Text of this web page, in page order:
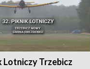
Lotniczy Trzebicz